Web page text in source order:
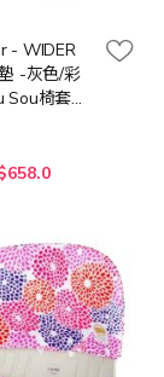
- WIDER
-灰色/彩
椅套套